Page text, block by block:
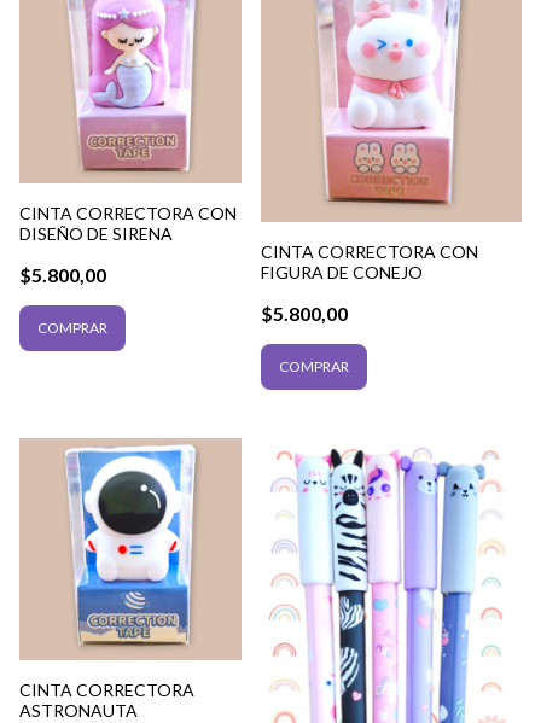
CINTA CORRECTORA CON
DISEÑO DE SIRENA
$5.800,00
CINTA CORRECTORA CON
FIGURA DE CONEJO
$5.800,00
CINTA CORRECTORA
ASTRONAUTA